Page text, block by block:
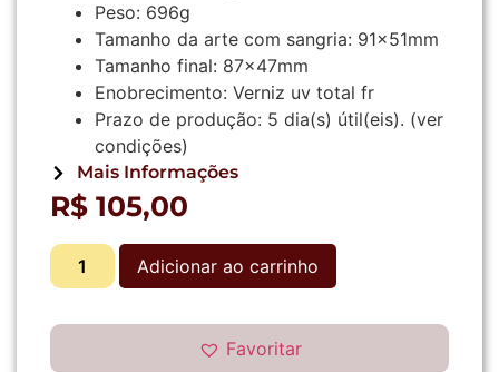
Peso: 696g
Tamanho da arte com sangria: 91x51mm
Tamanho final: 87x47mm
Enobrecimento: Verniz uv total fr
Prazo de produção: 5 dia(s) útil(eis). (ver
condições)
Mais Informações
R$ 105,00
Adicionar ao carrinho
Favoritar